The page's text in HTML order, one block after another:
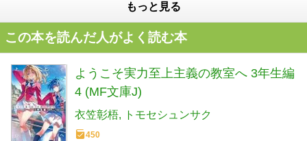
もっと見る
この本を読んだ人がよく読む本
ようこそ実力至上主義の教室へ 3年生編
4 (MF文庫J)
衣笠彰梧 トモセシュンサク
450